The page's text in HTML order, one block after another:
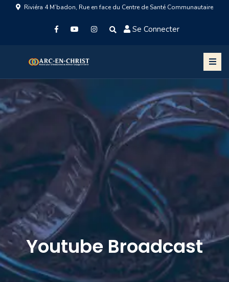
Riviéra 4 M’badon, Rue en face du Centre de Santé Communautaire
Se Connecter
Youtube Broadcast